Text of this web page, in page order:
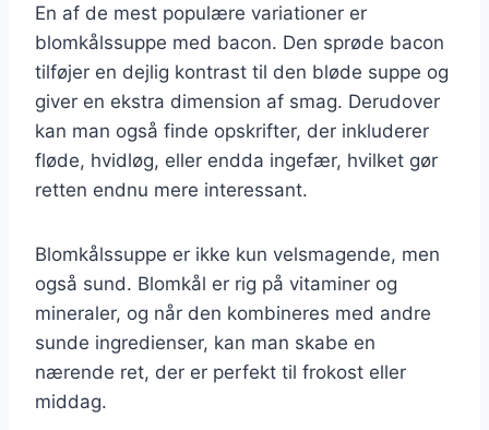
En af de mest populære variationer er
blomkålssuppe med bacon. Den sprøde bacon
tilføjer en dejlig kontrast til den bløde suppe og
giver en ekstra dimension af smag. Derudover
kan man også finde opskrifter, der inkluderer
fløde, hvidløg, eller endda ingefær, hvilket gør
retten endnu mere interessant.
Blomkålssuppe er ikke kun velsmagende, men
også sund. Blomkål er rig på vitaminer og
mineraler, og når den kombineres med andre
sunde ingredienser, kan man skabe en
nærende ret, der er perfekt til frokost eller
middag.